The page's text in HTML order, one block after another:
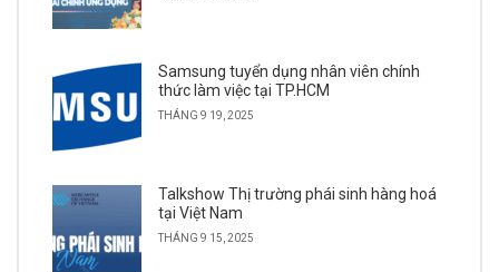
Samsung tuyển dụng nhân viên chính
thức làm việc tại TP.HCM
THÁNG 9 19, 2025
Talkshow Thị trường phái sinh hàng hoá
tại Việt Nam
THÁNG 9 15, 2025